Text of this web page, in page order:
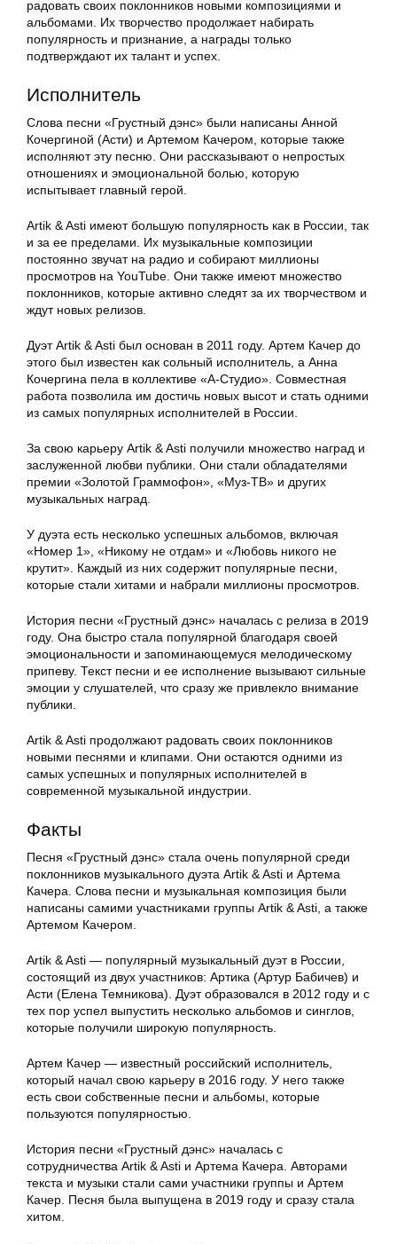
радовать своих поклонников новыми композициями и
альбомами. Их творчество продолжает набирать
популярность и признание, а награды только
подтверждают их талант и успех.
Исполнитель
Слова песни «Грустный дэнс» были написаны Анной
Кочергиной (Асти) и Артемом Качером, которые также
исполняют эту песню. Они рассказывают о непростых
отношениях и эмоциональной болью, которую
испытывает главный герой.
Artik & Asti имеют большую популярность как в России, так
и за ее пределами. Их музыкальные композиции
постоянно звучат на радио и собирают миллионы
просмотров на YouTube. Они также имеют множество
поклонников, которые активно следят за их творчеством и
ждут новых релизов.
Дуэт Artik & Asti был основан в 2011 году. Артем Качер до
этого был известен как сольный исполнитель, а Анна
Кочергина пела в коллективе «А-Студио». Совместная
работа позволила им достичь новых высот и стать одними
из самых популярных исполнителей в России.
За свою карьеру Artik & Asti получили множество наград и
заслуженной любви публики. Они стали обладателями
премии «Золотой Граммофон», «Муз-ТВ» и других
музыкальных наград.
У дуэта есть несколько успешных альбомов, включая
«Номер 1», «Никому не отдам» и «Любовь никого не
крутит». Каждый из них содержит популярные песни,
которые стали хитами и набрали миллионы просмотров.
История песни «Грустный дэнс» началась с релиза в 2019
году. Она быстро стала популярной благодаря своей
эмоциональности и запоминающемуся мелодическому
припеву. Текст песни и ее исполнение вызывают сильные
эмоции у слушателей, что сразу же привлекло внимание
публики.
Artik & Asti продолжают радовать своих поклонников
новыми песнями и клипами. Они остаются одними из
самых успешных и популярных исполнителей в
современной музыкальной индустрии.
Факты
Песня «Грустный дэнс» стала очень популярной среди
поклонников музыкального дуэта Artik & Asti и Артема
Качера. Слова песни и музыкальная композиция были
написаны самими участниками группы Artik & Asti, а также
Артемом Качером.
Artik & Asti — популярный музыкальный дуэт в России,
состоящий из двух участников: Артика (Артур Бабичев) и
Асти (Елена Темникова). Дуэт образовался в 2012 году и с
тех пор успел выпустить несколько альбомов и синглов,
которые получили широкую популярность.
Артем Качер — известный российский исполнитель,
который начал свою карьеру в 2016 году. У него также
есть свои собственные песни и альбомы, которые
пользуются популярностью.
История песни «Грустный дэнс» началась с
сотрудничества Artik & Asti и Артема Качера. Авторами
текста и музыки стали сами участники группы и Артем
Качер. Песня была выпущена в 2019 году и сразу стала
хитом.